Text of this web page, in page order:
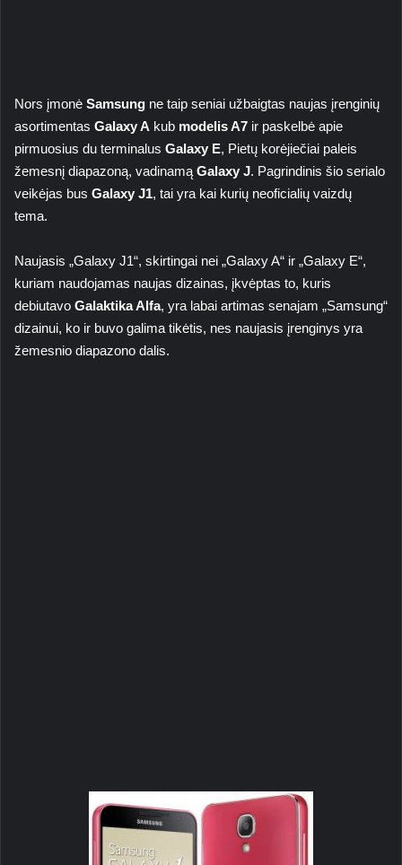
Nors įmonė Samsung ne taip seniai užbaigtas naujas įrenginių
asortimentas Galaxy A kub modelis A7 ir paskelbė apie
pirmuosius du terminalus Galaxy E, Pietų korėjiečiai paleis
žemesnį diapazoną, vadinamą Galaxy J. Pagrindinis šio serialo
veikėjas bus Galaxy J1, tai yra kai kurių neoficialių vaizdų
tema.
Naujasis „Galaxy J1“, skirtingai nei „Galaxy A“ ir „Galaxy E“,
kuriam naudojamas naujas dizainas, įkvėptas to, kuris
debiutavo Galaktika Alfa, yra labai artimas senajam „Samsung“
dizainui, ko ir buvo galima tikėtis, nes naujasis įrenginys yra
žemesnio diapazono dalis.